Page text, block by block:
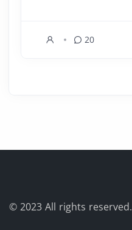
20
© 2023 All rights reserved.